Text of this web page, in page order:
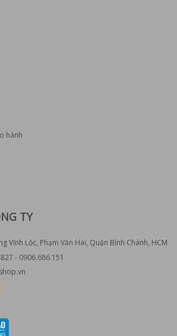
hành
TY
Vĩnh Lộc, Phạm Văn Hai, Quận Bình Chánh, HCM
- 0906.686.151